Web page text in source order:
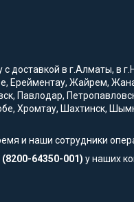
доставкой в г.Алматы, в
Ерейментау, Жайрем,
Павлодар,
Хромтау, Шахтинск,
и наши сотрудники
64350-001) у наших